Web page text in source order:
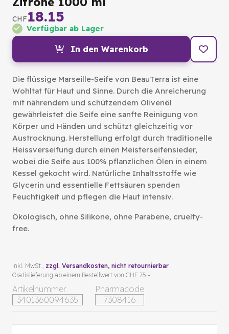
CHF18.15
Verfügbar ab Lager
In den Warenkorb
Die flüssige Marseille-Seife von BeauTerra ist eine
Wohltat für Haut und Sinne. Durch die Anreicherung
mit nährendem und schützendem Olivenöl
gewährleistet die Seife eine sanfte Reinigung von
Körper und Händen und schützt gleichzeitig vor
Austrocknung. Herstellung erfolgt durch traditionelle
Heissverseifung durch einen Meisterseifensieder,
wobei die Seife aus 100% pflanzlichen Ölen in einem
Kessel gekocht wird. Natürliche Inhaltsstoffe wie
Glycerin und essentielle Fettsäuren spenden
Feuchtigkeit und pflegen die Haut intensiv.
Ökologisch, ohne Silikone, ohne Parabene, cruelty-
free.
Artikelnummer
3401360094635
Pharmacode
7308416
inkl. MwSt., zzgl. Versandkosten, nicht retournierbar
Gratislieferung ab einem Bestellwert von CHF 75.-